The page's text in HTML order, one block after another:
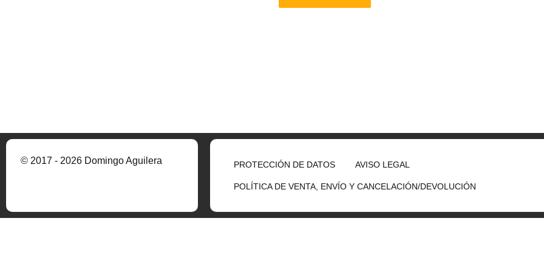
© 2017 - 2026 Domingo Aguilera PROTECCIÓN DE DATOS AVISO LEGAL
POLÍTICA DE VENTA, ENVÍO Y CANCELACIÓN/DEVOLUCIÓN